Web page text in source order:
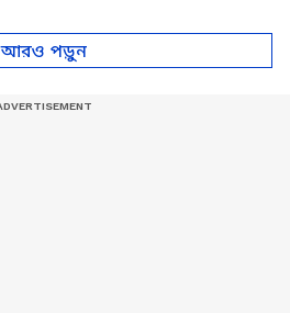
Health Tips
আরও পড়ুন